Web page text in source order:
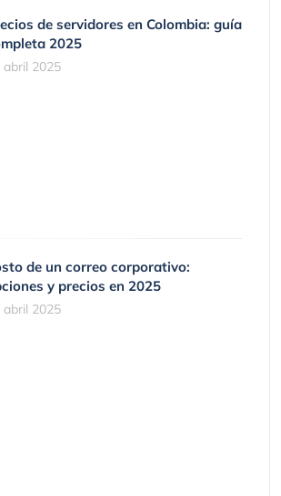
de servidores en Colombia: guía
2025
abril 2025
de un correo corporativo:
y precios en 2025
abril 2025